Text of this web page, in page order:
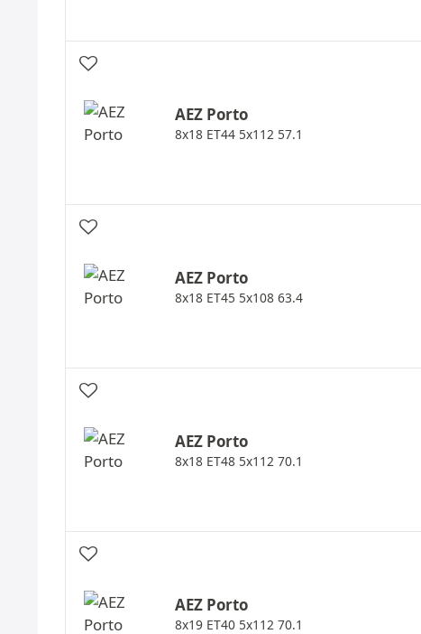
AEZ Porto
8x18 ET44 5x112 57.1
AEZ Porto
8x18 ET45 5x108 63.4
AEZ Porto
8x18 ET48 5x112 70.1
AEZ Porto
8x19 ET40 5x112 70.1